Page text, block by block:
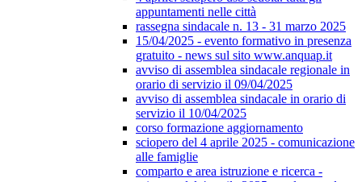
appuntamenti nelle città
rassegna sindacale n. 13 - 31 marzo 2025
15/04/2025 - evento formativo in presenza
gratuito - news sul sito www.anquap.it
avviso di assemblea sindacale regionale in
orario di servizio il 09/04/2025
avviso di assemblea sindacale in orario di
servizio il 10/04/2025
corso formazione aggiornamento
sciopero del 4 aprile 2025 - comunicazione
alle famiglie
comparto e area istruzione e ricerca -